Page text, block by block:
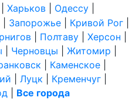
Харьков Одессу
Запорожье Кривой Рог
Полтаву Херсон
Черновцы Житомир
Каменское
Луцк Кременчуг
Все города